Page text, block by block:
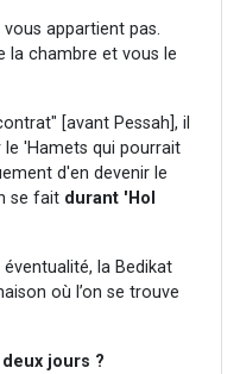
appartient pas.
la chambre et vous le
[avant Pessah], il
'Hamets qui pourrait
d'en devenir le
se fait durant 'Hol
la Bedikat
où l’on se trouve
jours ?